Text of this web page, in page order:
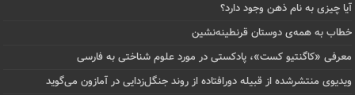
آیا چیزی به نام ذهن وجود دارد؟
خطاب به همه‌ی دوستان قرنطینه‌نشین
معرفی «کاگنتیو کست»، پادکستی در مورد علوم شناختی به فارسی
ویدیوی منتشرشده از قبیله دورافتاده‌ از روند جنگل‌زدایی در آمازون می‌گوید